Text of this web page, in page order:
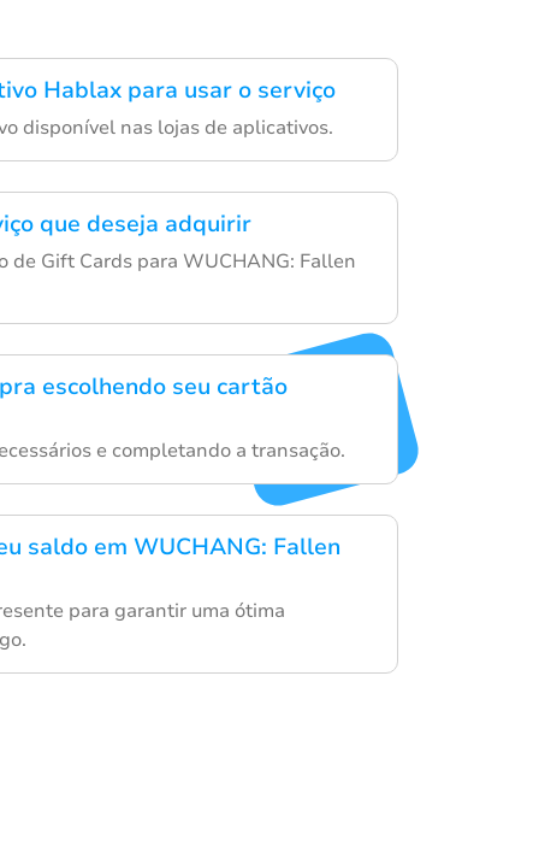
Hablax para usar o serviço
disponível nas lojas de aplicativos.
que deseja adquirir
de Gift Cards para WUCHANG: Fallen
escolhendo seu cartão
e completando a transação.
saldo em WUCHANG: Fallen
para garantir uma ótima